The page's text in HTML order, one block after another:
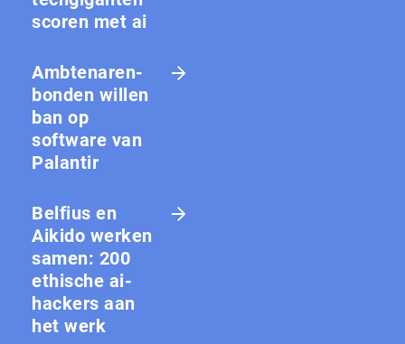
scoren met ai
Amb­te­na­ren­
bon­den willen
ban op
software van
Palantir
Belfius en
Aikido werken
samen: 200
ethische ai-
hackers aan
het werk